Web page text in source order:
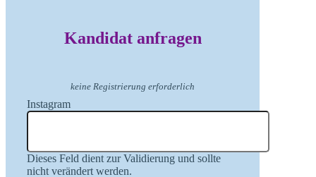
Kandidat anfragen
keine Registrierung erforderlich
Instagram
Dieses Feld dient zur Validierung und sollte
nicht verändert werden.